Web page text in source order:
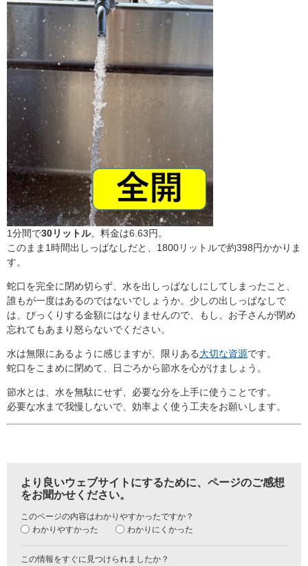
1分間で30リットル。料金は6.63円。
このまま1時間出しっぱなしだと、1800リットルで約398円かかりま
す。
蛇口を完全に閉め切らず、水を出しっぱなしにしてしまったこと、
誰もが一度はあるのではないでしょうか。少しの出しっぱなしで
は、びっくりする金額にはなりませんので、もし、お子さんが閉め
忘れてもあまり怒らないでください。
水は無限にあるように感じますが、限りある大切な資源です。
蛇口をこまめに閉めて、日ごろから節水を心がけましょう。
節水とは、水を無駄にせず、必要な分を上手に使うことです。
必要な水まで我慢しないで、効率よく使う工夫をお願いします。
より良いウェブサイトにするために、ページのご感想
をお聞かせください。
このページの内容はわかりやすかったですか？
わかりやすかった
わかりにくかった
この情報をすぐに見つけられましたか？